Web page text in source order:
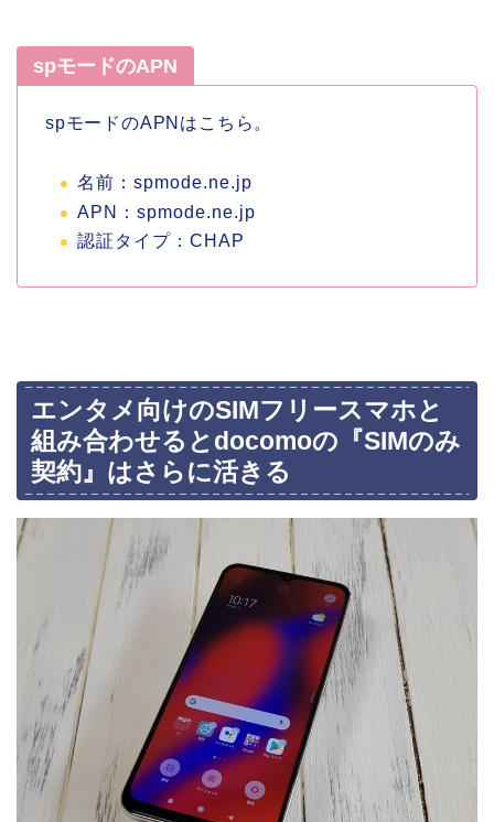
spモードのAPN
spモードのAPNはこちら。
名前：spmode.ne.jp
APN：spmode.ne.jp
認証タイプ：CHAP
エンタメ向けのSIMフリースマホと
組み合わせるとdocomoの『SIMのみ
契約』はさらに活きる